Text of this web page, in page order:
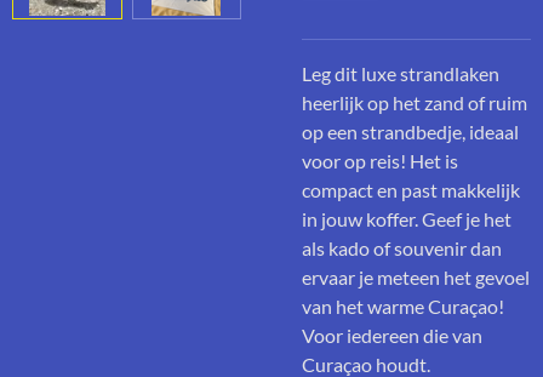
Leg dit luxe strandlaken
heerlijk op het zand of ruim
op een strandbedje, ideaal
voor op reis! Het is
compact en past makkelijk
in jouw koffer. Geef je het
als kado of souvenir dan
ervaar je meteen het gevoel
van het warme Curaçao!
Voor iedereen die van
Curaçao houdt.